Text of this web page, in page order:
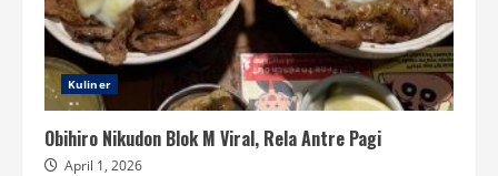
Kuliner
Obihiro Nikudon Blok M Viral, Rela Antre Pagi
April 1, 2026